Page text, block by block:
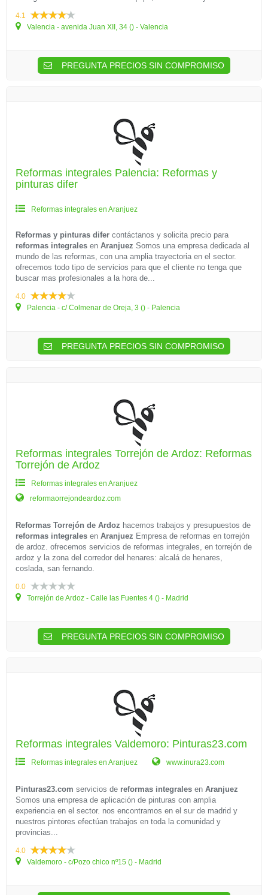
4.1
Valencia - avenida Juan XII, 34 () - Valencia
PREGUNTA PRECIOS SIN COMPROMISO
Reformas integrales Palencia: Reformas y
pinturas difer
Reformas integrales en Aranjuez
Reformas y pinturas difer contáctanos y solicita precio para
reformas integrales en Aranjuez Somos una empresa dedicada al
mundo de las reformas, con una amplia trayectoria en el sector.
ofrecemos todo tipo de servicios para que el cliente no tenga que
buscar mas profesionales a la hora de...
4.0
Palencia - c/ Colmenar de Oreja, 3 () - Palencia
PREGUNTA PRECIOS SIN COMPROMISO
Reformas integrales Torrejón de Ardoz: Reformas
Torrejón de Ardoz
Reformas integrales en Aranjuez
reformaorrejondeardoz.com
Reformas Torrejón de Ardoz hacemos trabajos y presupuestos de
reformas integrales en Aranjuez Empresa de reformas en torrejón
de ardoz. ofrecemos servicios de reformas integrales, en torrejón de
ardoz y la zona del corredor del henares: alcalá de henares,
coslada, san fernando.
0.0
Torrejón de Ardoz - Calle las Fuentes 4 () - Madrid
PREGUNTA PRECIOS SIN COMPROMISO
Reformas integrales Valdemoro: Pinturas23.com
Reformas integrales en Aranjuez www.inura23.com
Pinturas23.com servicios de reformas integrales en Aranjuez
Somos una empresa de aplicación de pinturas con amplia
experiencia en el sector. nos encontramos en el sur de madrid y
nuestros pintores efectúan trabajos en toda la comunidad y
provincias...
4.0
Valdemoro - c/Pozo chico nº15 () - Madrid